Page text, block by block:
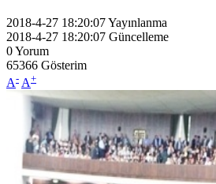
2018-4-27 18:20:07Yayınlanma
2018-4-27 18:20:07 Güncelleme
0Yorum
65366 Gösterim
A- A+